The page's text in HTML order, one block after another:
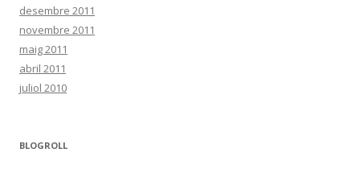
desembre 2011
novembre 2011
maig 2011
abril 2011
juliol 2010
BLOGROLL